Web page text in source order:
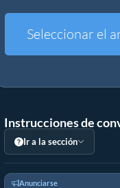
Otras herramientas
Seleccionar el
Instrucciones de
Ir a la sección
Anunciarse